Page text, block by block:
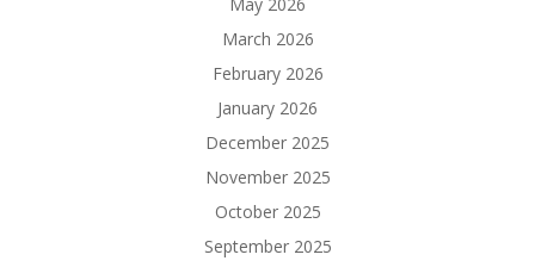
March 2026
February 2026
January 2026
December 2025
November 2025
October 2025
September 2025